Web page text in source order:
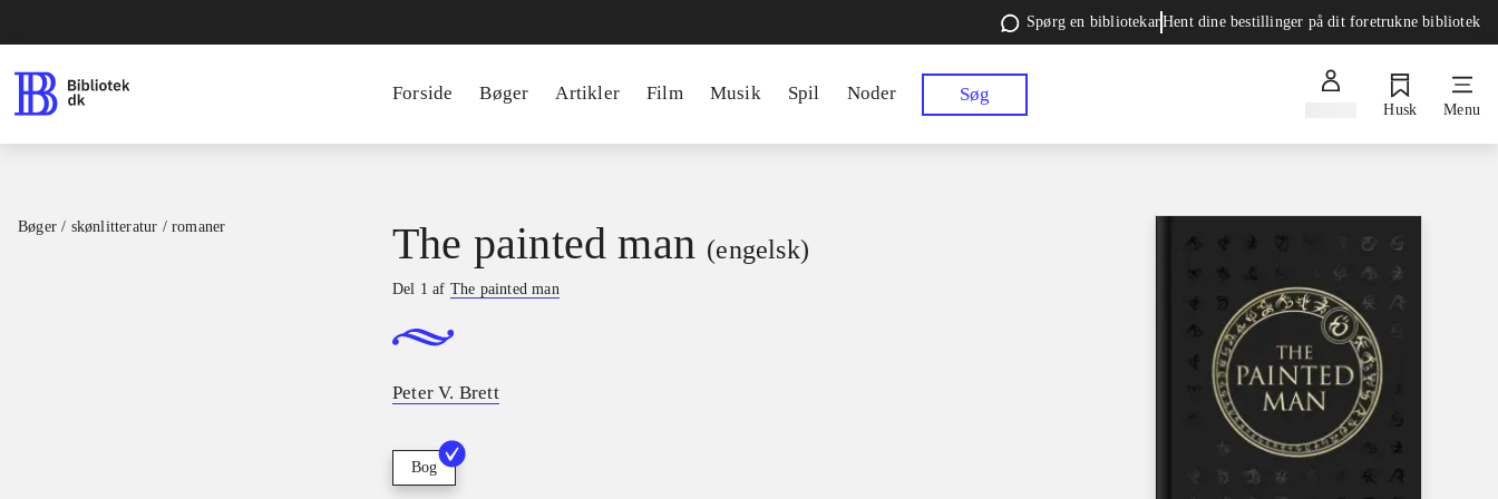
Spørg en bibliotekarHent dine bestillinger på dit foretrukne bibliotek
Forside Bøger Artikler Film Musik Spil Noder Søg
Husk Menu
Bøger / skønlitteratur / romaner The painted man (engelsk)
Del 1 af The painted man
Peter V. Brett
Bog